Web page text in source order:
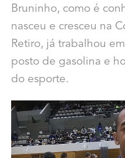
Bruninho, como é
nasceu e cresceu na
Retiro, já trabalhou
posto de gasolina e
do esporte.